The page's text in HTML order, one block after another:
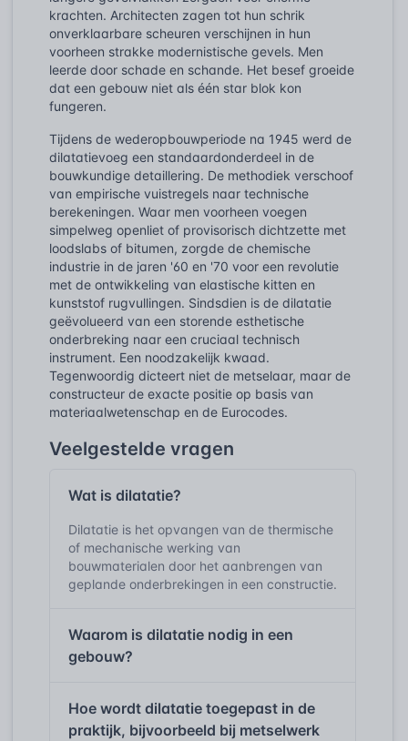
krachten. Architecten zagen tot hun schrik
onverklaarbare scheuren verschijnen in hun
voorheen strakke modernistische gevels. Men
leerde door schade en schande. Het besef groeide
dat een gebouw niet als één star blok kon
fungeren.
Tijdens de wederopbouwperiode na 1945 werd de
dilatatievoeg een standaardonderdeel in de
bouwkundige detaillering. De methodiek verschoof
van empirische vuistregels naar technische
berekeningen. Waar men voorheen voegen
simpelweg openliet of provisorisch dichtzette met
loodslabs of bitumen, zorgde de chemische
industrie in de jaren '60 en '70 voor een revolutie
met de ontwikkeling van elastische kitten en
kunststof rugvullingen. Sindsdien is de dilatatie
geëvolueerd van een storende esthetische
onderbreking naar een cruciaal technisch
instrument. Een noodzakelijk kwaad.
Tegenwoordig dicteert niet de metselaar, maar de
constructeur de exacte positie op basis van
materiaalwetenschap en de Eurocodes.
Veelgestelde vragen
Wat is dilatatie?
Dilatatie is het opvangen van de thermische
of mechanische werking van
bouwmaterialen door het aanbrengen van
geplande onderbrekingen in een constructie.
Waarom is dilatatie nodig in een
gebouw?
Hoe wordt dilatatie toegepast in de
praktijk, bijvoorbeeld bij metselwerk